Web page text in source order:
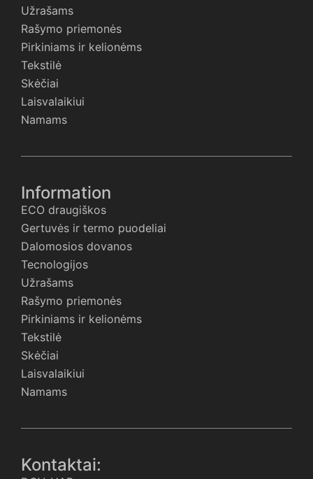
Užrašams
Rašymo priemonės
Pirkiniams ir kelionėms
Tekstilė
Skėčiai
Laisvalaikiui
Namams
Information
ECO draugiškos
Gertuvės ir termo puodeliai
Dalomosios dovanos
Tecnologijos
Užrašams
Rašymo priemonės
Pirkiniams ir kelionėms
Tekstilė
Skėčiai
Laisvalaikiui
Namams
Kontaktai: